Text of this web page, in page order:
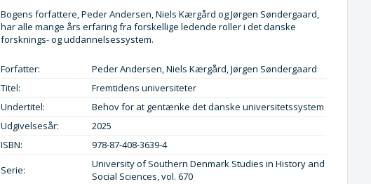
Bogens forfattere, Peder Andersen, Niels Kærgård og Jørgen Søndergaard,
har alle mange års erfaring fra forskellige ledende roller i det danske
forsknings- og uddannelsessystem.
Forfatter:
Peder Andersen, Niels Kærgård, Jørgen Søndergaard
Titel:
Fremtidens universiteter
Undertitel:
Behov for at gentænke det danske universitetssystem
Udgivelsesår:
2025
ISBN:
978-87-408-3639-4
Serie:
University of Southern Denmark Studies in History and
Social Sciences, vol. 670